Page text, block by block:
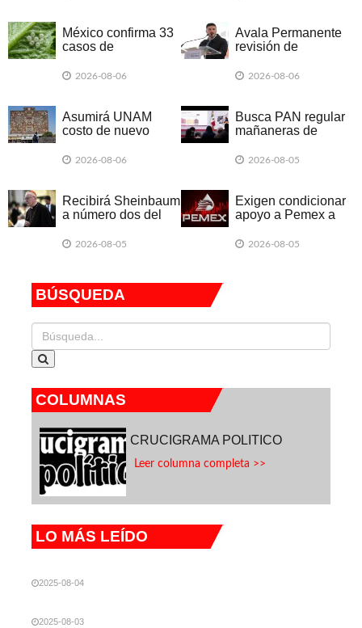
México confirma 33
casos de
2026-08-06
Avala Permanente
revisión de
Samuel
2026-08-06
Asumirá UNAM
costo de nuevo
2026-08-06
Busca PAN regular
mañaneras de
2026-08-05
Recibirá Sheinbaum
a número dos del
2026-08-05
Exigen condicionar
apoyo a Pemex a
2026-08-05
BÚSQUEDA
COLUMNAS
CRUCIGRAMA POLITICO
Leer columna completa >>
LO MÁS LEÍDO
2025-08-04
2025-08-03